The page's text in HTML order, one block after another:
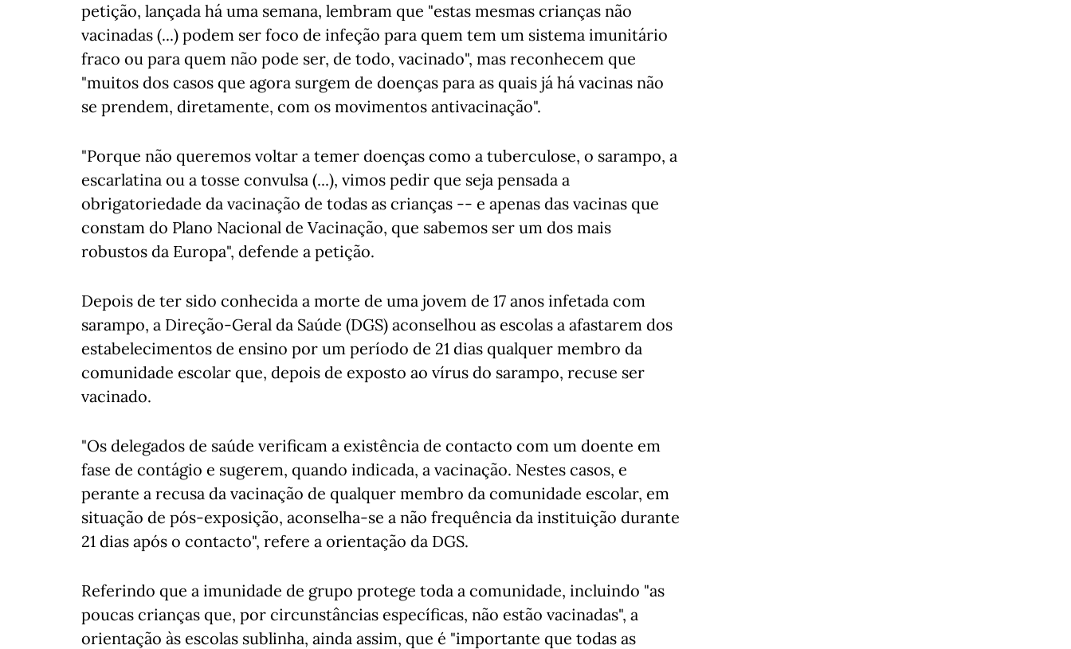
petição, lançada há uma semana, lembram que "estas mesmas crianças não
vacinadas (...) podem ser foco de infeção para quem tem um sistema imunitário
fraco ou para quem não pode ser, de todo, vacinado", mas reconhecem que
"muitos dos casos que agora surgem de doenças para as quais já há vacinas não
se prendem, diretamente, com os movimentos antivacinação".
"Porque não queremos voltar a temer doenças como a tuberculose, o sarampo, a
escarlatina ou a tosse convulsa (...), vimos pedir que seja pensada a
obrigatoriedade da vacinação de todas as crianças -- e apenas das vacinas que
constam do Plano Nacional de Vacinação, que sabemos ser um dos mais
robustos da Europa", defende a petição.
Depois de ter sido conhecida a morte de uma jovem de 17 anos infetada com
sarampo, a Direção-Geral da Saúde (DGS) aconselhou as escolas a afastarem dos
estabelecimentos de ensino por um período de 21 dias qualquer membro da
comunidade escolar que, depois de exposto ao vírus do sarampo, recuse ser
vacinado.
"Os delegados de saúde verificam a existência de contacto com um doente em
fase de contágio e sugerem, quando indicada, a vacinação. Nestes casos, e
perante a recusa da vacinação de qualquer membro da comunidade escolar, em
situação de pós-exposição, aconselha-se a não frequência da instituição durante
21 dias após o contacto", refere a orientação da DGS.
Referindo que a imunidade de grupo protege toda a comunidade, incluindo "as
poucas crianças que, por circunstâncias específicas, não estão vacinadas", a
orientação às escolas sublinha, ainda assim, que é "importante que todas as